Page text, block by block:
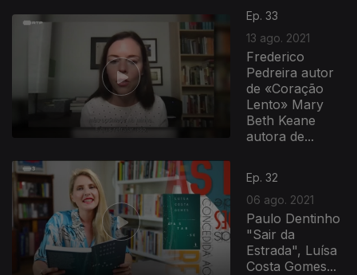
Ep. 33
13 ago. 2021
Frederico
Pedreira autor
de «Coração
Lento» Mary
Beth Keane
autora de...
Ep. 32
06 ago. 2021
Paulo Dentinho
"Sair da
Estrada", Luísa
Costa Gomes...